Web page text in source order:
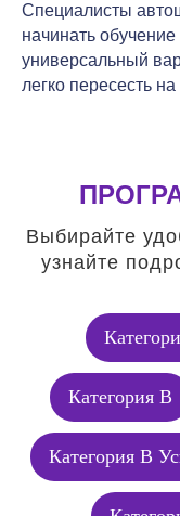
Специалисты
начинать
универсальный
легко пересесть на
Выбирайте
узнайте
Категория В
Категория В